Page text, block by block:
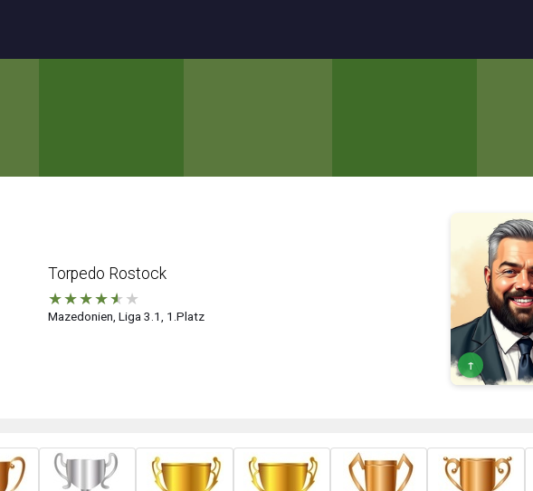
Torpedo Rostock
★★★★★ ★
Mazedonien, Liga 3.1, 1.Platz
↑